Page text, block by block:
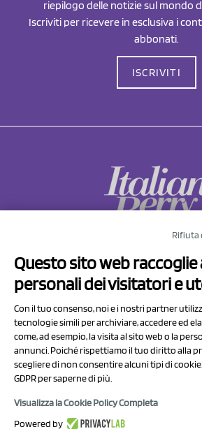
riepilogo delle notizie sul mondo
Iscriviti per ricevere in esclusiva i
abbonati.
ISCRIVITI
Via Prov.le Sassuolo
41057 Spilamberto
P.I/C.F. 01041460369
REA: MO 208553
Capitale sociale Euro
Rifiuta
Questo sito web
personali dei visitatori e
Con il tuo consenso, noi e i nostri partner
tecnologie simili per archiviare, accedere ed
come, ad esempio, la visita al sito web o la
annunci. Poiché rispettiamo il tuo diritto alla
scegliere di non consentire alcuni tipi di
GDPR per saperne di più.
Visualizza la Cookie Policy Completa
Powered by